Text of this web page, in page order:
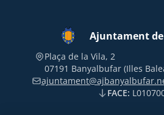
Ajuntament
Plaça de la Vila, 2
07191 Banyalbufar (Illes
FACE: